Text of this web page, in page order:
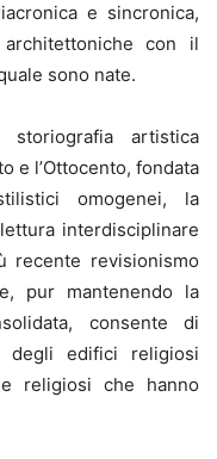
e sincronica,
con il
sono nate.
artistica
e l’Ottocento, fondata
omogenei, la
interdisciplinare
revisionismo
pur mantenendo la
consente di
degli edifici religiosi
religiosi che hanno